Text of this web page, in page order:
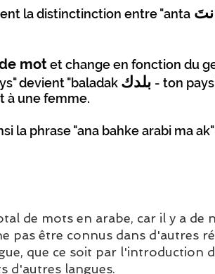
la distinctinction entre "anta
motet change en fonction du
devient "baladak بلدك - ton
à une femme.
la phrase "ana bahke arabi ma
de mots en arabe, car il y a de
pas être connus dans d'autres
que ce soit par l'introduction
d'autres langues.